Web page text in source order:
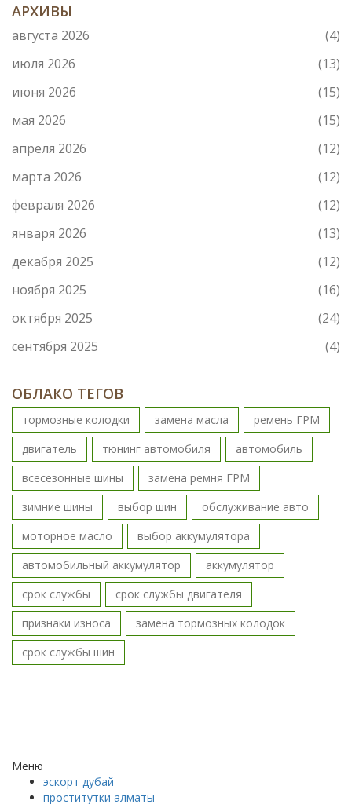
АРХИВЫ
августа 2026
(4)
июля 2026
(13)
июня 2026
(15)
мая 2026
(15)
апреля 2026
(12)
марта 2026
(12)
февраля 2026
(12)
января 2026
(13)
декабря 2025
(12)
ноября 2025
(16)
октября 2025
(24)
сентября 2025
(4)
ОБЛАКО ТЕГОВ
тормозные колодки замена масла
ремень ГРМ
двигатель
тюнинг автомобиля
автомобиль
всесезонные шины
замена ремня ГРМ
зимние шины
выбор шин
обслуживание авто
моторное масло
выбор аккумулятора
автомобильный аккумулятор
аккумулятор
срок службы
срок службы двигателя
признаки износа
замена тормозных колодок
срок службы шин
Меню
эскорт дубай
проститутки алматы